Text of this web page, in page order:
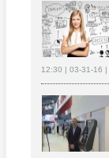
12:30 | 03-31-16 |